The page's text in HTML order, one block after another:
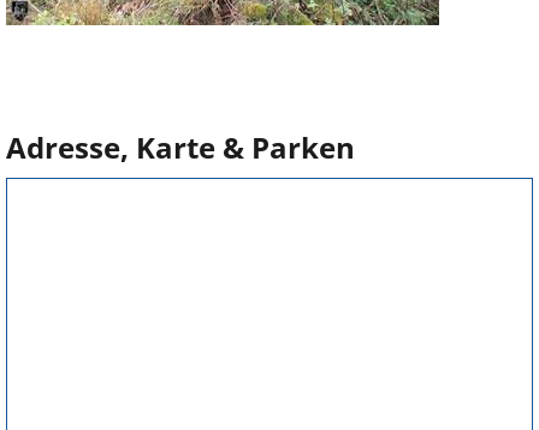
Adresse, Karte & Parken